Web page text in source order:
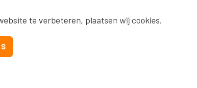
te verbeteren, plaatsen wij cookies.